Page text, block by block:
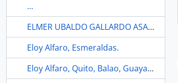
...
ELMER UBALDO GALLARDO ASANZA
Eloy Alfaro, Esmeraldas.
Eloy Alfaro, Quito, Balao, Guayaquil, Machala, Manabí y Esmeraldas